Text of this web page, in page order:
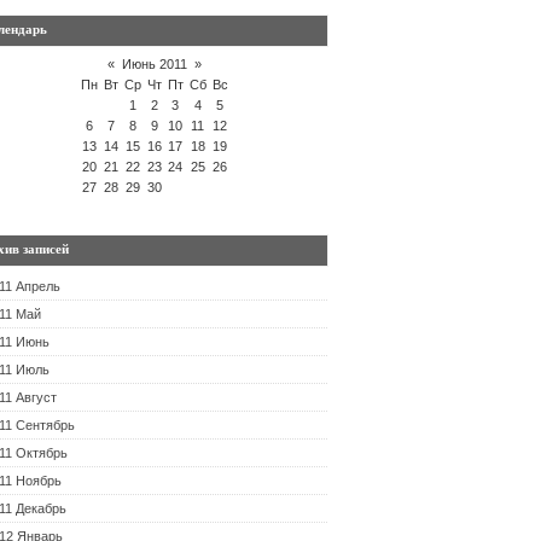
« Июнь 2011
»
Пн Вт Ср Чт Пт Сб Вс
1
2 3 4
5
6
7 8 9 10 11
12
13
14 15 16 17 18
19
20 21 22 23 24 25 26
27 28 29 30
записей
Апрель
Май
Июнь
Июль
Август
Сентябрь
Октябрь
Ноябрь
Декабрь
Январь